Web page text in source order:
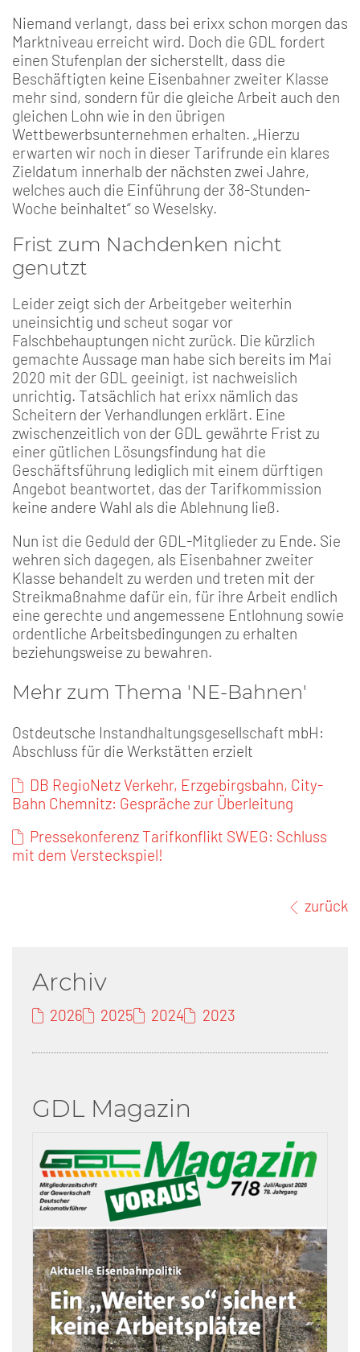
Niemand verlangt, dass bei erixx schon morgen das
Marktniveau erreicht wird. Doch die GDL fordert
einen Stufenplan der sicherstellt, dass die
Beschäftigten keine Eisenbahner zweiter Klasse
mehr sind, sondern für die gleiche Arbeit auch den
gleichen Lohn wie in den übrigen
Wettbewerbsunternehmen erhalten. „Hierzu
erwarten wir noch in dieser Tarifrunde ein klares
Zieldatum innerhalb der nächsten zwei Jahre,
welches auch die Einführung der 38-Stunden-
Woche beinhaltet“ so Weselsky.
Frist zum Nachdenken nicht
genutzt
Leider zeigt sich der Arbeitgeber weiterhin
uneinsichtig und scheut sogar vor
Falschbehauptungen nicht zurück. Die kürzlich
gemachte Aussage man habe sich bereits im Mai
2020 mit der GDL geeinigt, ist nachweislich
unrichtig. Tatsächlich hat erixx nämlich das
Scheitern der Verhandlungen erklärt. Eine
zwischenzeitlich von der GDL gewährte Frist zu
einer gütlichen Lösungsfindung hat die
Geschäftsführung lediglich mit einem dürftigen
Angebot beantwortet, das der Tarifkommission
keine andere Wahl als die Ablehnung ließ.
Nun ist die Geduld der GDL-Mitglieder zu Ende. Sie
wehren sich dagegen, als Eisenbahner zweiter
Klasse behandelt zu werden und treten mit der
Streikmaßnahme dafür ein, für ihre Arbeit endlich
eine gerechte und angemessene Entlohnung sowie
ordentliche Arbeitsbedingungen zu erhalten
beziehungsweise zu bewahren.
Mehr zum Thema 'NE-Bahnen'
Ostdeutsche Instandhaltungsgesellschaft mbH:
Abschluss für die Werkstätten erzielt
DB RegioNetz Verkehr, Erzgebirgsbahn, City-
Bahn Chemnitz: Gespräche zur Überleitung
Pressekonferenz Tarifkonflikt SWEG: Schluss
mit dem Versteckspiel!
zurück
Archiv
2026 2025 2024 2023
GDL Magazin